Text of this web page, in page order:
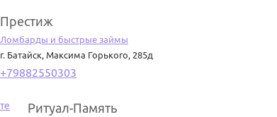
Престиж
Ломбарды и быстрые займы
г. Батайск, Максима Горького, 285д
+79882550303
Ритуал-Память